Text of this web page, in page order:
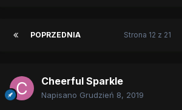
POPRZEDNIA Strona 12 z 21
Cheerful Sparkle
Napisano Grudzień 8, 2019